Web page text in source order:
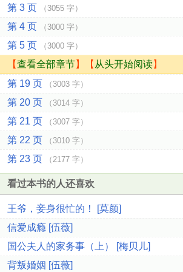
第 3 页 （3055 字）
第 4 页 （3000 字）
第 5 页 （3000 字）
【查看全部章节】【 从头开始阅读】
第 19 页
（3003 字）
第 20 页 （3014 字）
第 21 页 （3007 字）
第 22 页 （3010 字）
第 23 页 （2177 字）
看过本书的人还喜欢
王爷，妾身很忙的！ [莫颜]
信爱成瘾 [伍薇]
国公夫人的家务事（上） [梅贝儿]
背叛婚姻 [伍薇]